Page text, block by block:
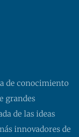
de conocimiento
grandes
de las ideas
innovadores de